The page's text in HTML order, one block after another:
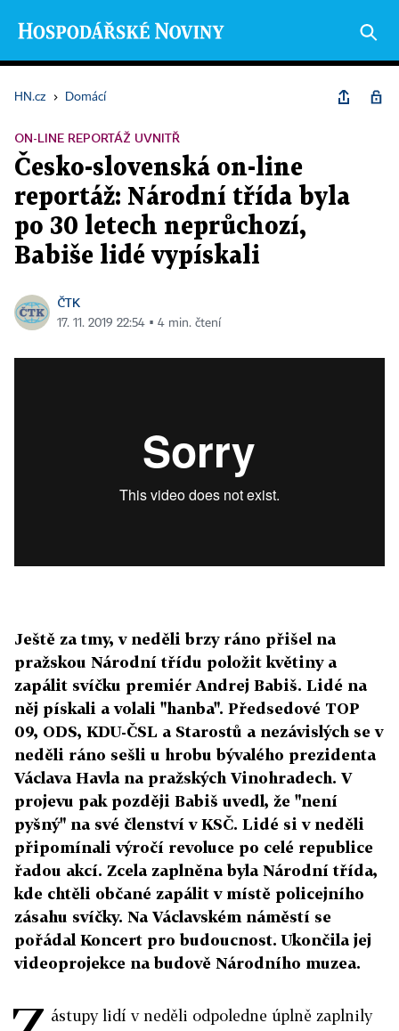
HN.cz › Domácí
ON-LINE REPORTÁŽ UVNITŘ
Česko-slovenská on-line
reportáž: Národní třída byla
po 30 letech neprůchozí,
Babiše lidé vypískali
ČTK
17. 11. 2019 22:54 ▪ 4 min. čtení
Ještě za tmy, v neděli brzy ráno přišel na
pražskou Národní třídu položit květiny a
zapálit svíčku premiér Andrej Babiš. Lidé na
něj pískali a volali "hanba". Předsedové TOP
09, ODS, KDU-ČSL a Starostů a nezávislých se v
neděli ráno sešli u hrobu bývalého prezidenta
Václava Havla na pražských Vinohradech. V
projevu pak později Babiš uvedl, že "není
pyšný" na své členství v KSČ. Lidé si v neděli
připomínali výročí revoluce po celé republice
řadou akcí. Zcela zaplněna byla Národní třída,
kde chtěli občané zapálit v místě policejního
zásahu svíčky. Na Václavském náměstí se
pořádal Koncert pro budoucnost. Ukončila jej
videoprojekce na budově Národního muzea.
ástupy lidí v neděli odpoledne úplně zaplnily